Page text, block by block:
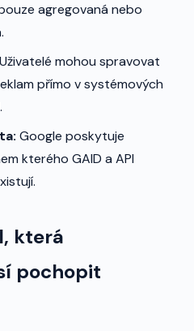
agregovaná nebo
Uživatelé mohou spravovat
přímo v systémových
Google poskytuje
kterého GAID a API
která
pochopit